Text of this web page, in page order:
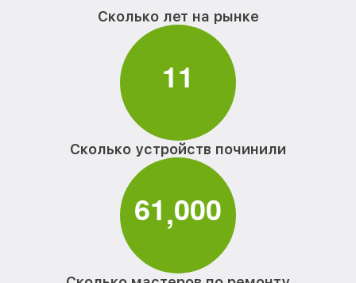
Сколько лет на рынке
11
Сколько устройств починили
61,000